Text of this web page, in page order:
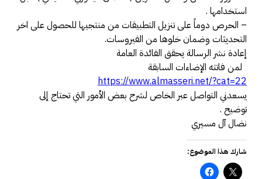
استخدامها .
– الحرص دوماً على تنزيل التطبيقات من منتجيها للحصول على اخر
التحديثات وضمان خلوها من الفيروسات.
إعادة نشر الرسالة يحقق الفائدة العامة
لمن فاتته الإضاءات السابقة
https://www.almasseri.net/?cat=22
يسعدني التواصل عبر الخاص لشرح بعض الأمور التي تحتاج إلى
توضيح .
نضال آل مسيري
شارك هذا الموضوع: